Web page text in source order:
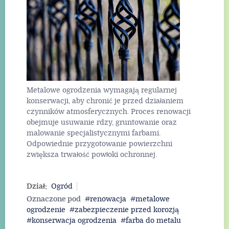
Metalowe ogrodzenia wymagają regularnej
konserwacji, aby chronić je przed działaniem
czynników atmosferycznych. Proces renowacji
obejmuje usuwanie rdzy, gruntowanie oraz
malowanie specjalistycznymi farbami.
Odpowiednie przygotowanie powierzchni
zwiększa trwałość powłoki ochronnej.
Dział: Ogród
Oznaczone pod
renowacja
metalowe
ogrodzenie
zabezpieczenie przed korozją
konserwacja ogrodzenia
farba do metalu